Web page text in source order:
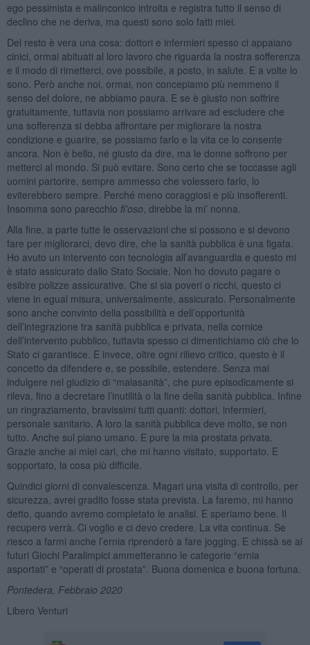
ego pessimista e malinconico introita e registra tutto il senso di
declino che ne deriva, ma questi sono solo fatti miei.
Del resto è vera una cosa: dottori e infermieri spesso ci appaiano
cinici, ormai abituati al loro lavoro che riguarda la nostra sofferenza
e il modo di rimetterci, ove possibile, a posto, in salute. E a volte lo
sono. Però anche noi, ormai, non concepiamo più nemmeno il
senso del dolore, ne abbiamo paura. E se è giusto non soffrire
gratuitamente, tuttavia non possiamo arrivare ad escludere che
una sofferenza si debba affrontare per migliorare la nostra
condizione e guarire, se possiamo farlo e la vita ce lo consente
ancora. Non è bello, né giusto da dire, ma le donne soffrono per
metterci al mondo. Si può evitare. Sono certo che se toccasse agli
uomini partorire, sempre ammesso che volessero farlo, lo
eviterebbero sempre. Perché meno coraggiosi e più insofferenti.
Insomma sono parecchio fi’oso , direbbe la mi’ nonna.
Alla fine, a parte tutte le osservazioni che si possono e si devono
fare per migliorarci, devo dire, che la sanità pubblica è una figata.
Ho avuto un intervento con tecnologia all’avanguardia e questo mi
è stato assicurato dallo Stato Sociale. Non ho dovuto pagare o
esibire polizze assicurative. Che si sia poveri o ricchi, questo ci
viene in egual misura, universalmente, assicurato. Personalmente
sono anche convinto della possibilità e dell’opportunità
dell’integrazione tra sanità pubblica e privata, nella cornice
dell’intervento pubblico, tuttavia spesso ci dimentichiamo ciò che lo
Stato ci garantisce. E invece, oltre ogni rilievo critico, questo è il
concetto da difendere e, se possibile, estendere. Senza mai
indulgere nel giudizio di “malasanità”, che pure episodicamente si
rileva, fino a decretare l’inutilità o la fine della sanità pubblica. Infine
un ringraziamento, bravissimi tutti quanti: dottori, infermieri,
personale sanitario. A loro la sanità pubblica deve molto, se non
tutto. Anche sul piano umano. E pure la mia prostata privata.
Grazie anche ai miei cari, che mi hanno visitato, supportato. E
sopportato, la cosa più difficile.
Quindici giorni di convalescenza. Magari una visita di controllo, per
sicurezza, avrei gradito fosse stata prevista. La faremo, mi hanno
detto, quando avremo completato le analisi. E speriamo bene. Il
recupero verrà. Ci voglio e ci devo credere. La vita continua. Se
riesco a farmi anche l’ernia riprenderò a fare jogging. E chissà se ai
futuri Giochi Paralimpici ammetteranno le categorie “ernia
asportati” e “operati di prostata”. Buona domenica e buona fortuna.
Pontedera, Febbraio 2020
Libero Venturi